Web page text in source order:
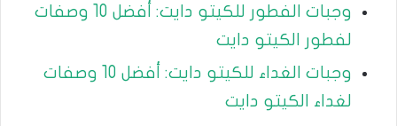
وجبات الفطور للكيتو دايت: أفضل 10 وصفات
لفطور الكيتو دايت
وجبات الغداء للكيتو دايت: أفضل 10 وصفات
لغداء الكيتو دايت